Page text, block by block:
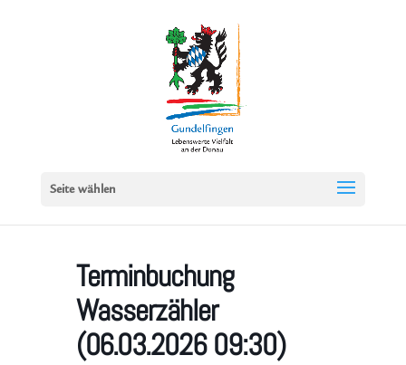
Seite wählen
Terminbuchung
Wasserzähler
(06.03.2026 09:30)